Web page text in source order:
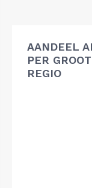
AANDEEL
PER
REGIO